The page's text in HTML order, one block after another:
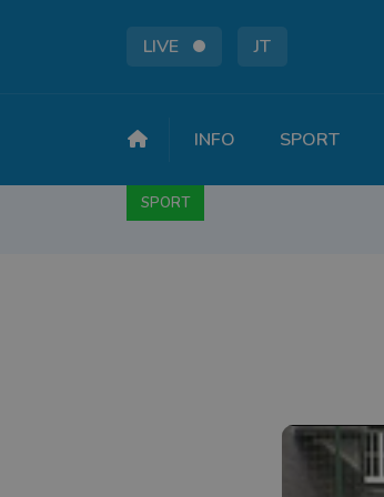
LIVE JT
INFO SPORT
SPORT